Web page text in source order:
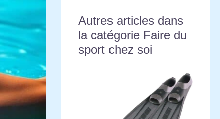
Autres articles dans
la catégorie Faire du
sport chez soi